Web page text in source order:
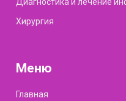
Хирургия
Меню
Главная